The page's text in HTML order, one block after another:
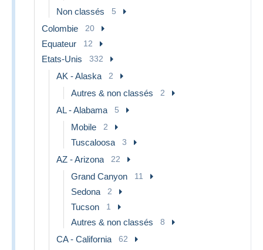
Non classés 5
Colombie 20
Equateur 12
Etats-Unis 332
AK - Alaska 2
Autres & non classés 2
AL - Alabama 5
Mobile 2
Tuscaloosa 3
AZ - Arizona 22
Grand Canyon 11
Sedona 2
Tucson 1
Autres & non classés 8
CA - California 62